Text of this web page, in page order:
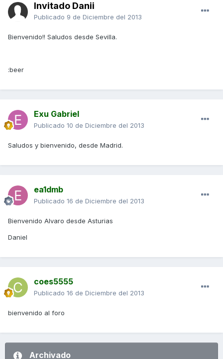
Invitado Danii
Publicado 9 de Diciembre del 2013
Bienvenido!! Saludos desde Sevilla.
:beer
Exu Gabriel
Publicado 10 de Diciembre del 2013
Saludos y bienvenido, desde Madrid.
ea1dmb
Publicado 16 de Diciembre del 2013
Bienvenido Alvaro desde Asturias
Daniel
coes5555
Publicado 16 de Diciembre del 2013
bienvenido al foro
Archivado